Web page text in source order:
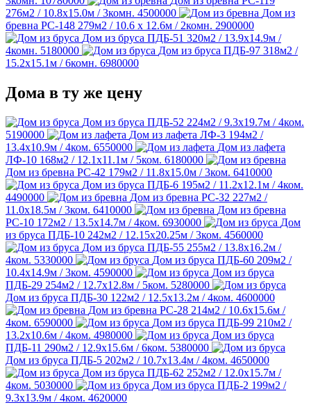
276м2 / 10.8х15.0м / 3комн. 4500000
Дом из
бревна РС-148 279м2 / 10.6 х 12.6м / 2комн. 2900000
Дом из бруса ПДБ-51 320м2 / 13.9х14.9м /
4комн. 5180000 Дом из бруса ПДБ-97 318м2 /
15.2х15.1м / 6комн. 6980000
Дома в ту же цену
Дом из бруса ПДБ-52 224м2 / 9.3х19.7м / 4ком.
5190000
Дом из лафета ЛФ-3 194м2 /
13.4х10.9м / 4ком. 6550000
Дом из лафета
ЛФ-10 168м2 / 12.1х11.1м / 5ком. 6180000
Дом из бревна РС-42 179м2 / 11.8х15.0м / 3ком. 6410000
Дом из бруса ПДБ-6 195м2 / 11.2х12.1м / 4ком.
4490000
Дом из бревна РС-32 227м2 /
11.0х18.5м / 3ком. 6410000
Дом из бревна
РС-10 172м2 / 13.5х14.7м / 4ком. 6930000
Дом
из бруса ПДБ-10 242м2 / 12.15х20.25м / 3ком. 4560000
Дом из бруса ПДБ-55 255м2 / 13.8х16.2м /
4ком. 5330000 Дом из бруса ПДБ-60 209м2 /
10.4х14.9м / 3ком. 4590000
Дом из бруса
ПДБ-29 254м2 / 12.7х12.8м / 5ком. 5280000
Дом из бруса ПДБ-30 122м2 / 12.5х13.2м / 4ком. 4600000
Дом из бревна РС-28 214м2 / 10.6х15.6м /
4ком. 6590000 Дом из бруса ПДБ-99 210м2 /
13.2х10.6м / 4ком. 4980000
Дом из бруса
ПДБ-11 290м2 / 12.9х15.6м / 6ком. 5380000
Дом из бруса ПДБ-5 202м2 / 10.7х13.4м / 4ком. 4650000
Дом из бруса ПДБ-62 252м2 / 12.0х15.7м /
4ком. 5030000 Дом из бруса ПДБ-2 199м2 /
9.3х13.9м / 4ком. 4620000